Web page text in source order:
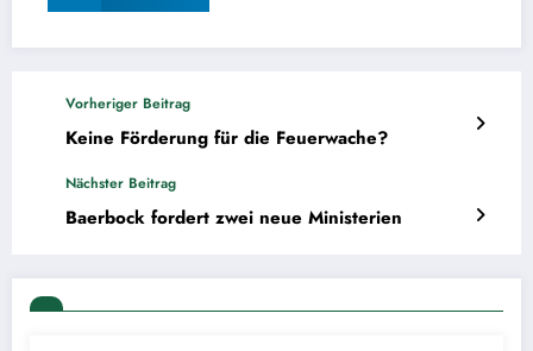
Vorheriger Beitrag
Keine Förderung für die Feuerwache?
Nächster Beitrag
Baerbock fordert zwei neue Ministerien